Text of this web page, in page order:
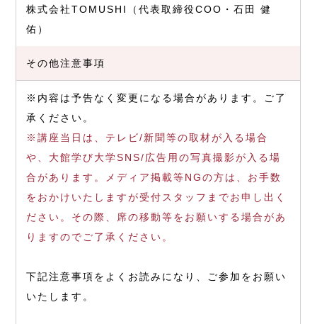
株式会社TOMUSHI（代表取締役COO・⽯⽥ 健
佑）
その他注意事項
※内容は予告なく変更になる場合があります。ご了
承ください。
※講座当日は、テレビ/新聞等の取材が入る場合
や、大館学び大学SNS/広告用の写真撮影が入る場
合があります。メディア掲載等NGの方は、お手数
をおかけいたしますが受付スタッフまでお申し出く
ださい。その際、席の移動等をお願いする場合があ
りますのでご了承ください。
下記注意事項をよくお読みになり、ご参加をお願い
いたします。